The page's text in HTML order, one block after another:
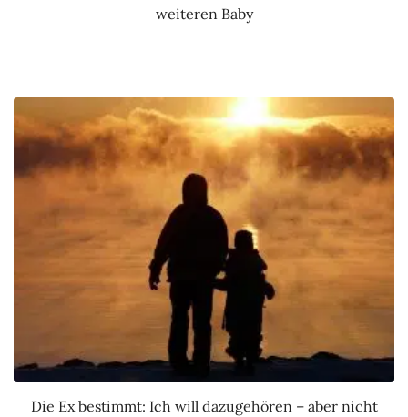
weiteren Baby
Die Ex bestimmt: Ich will dazugehören – aber nicht